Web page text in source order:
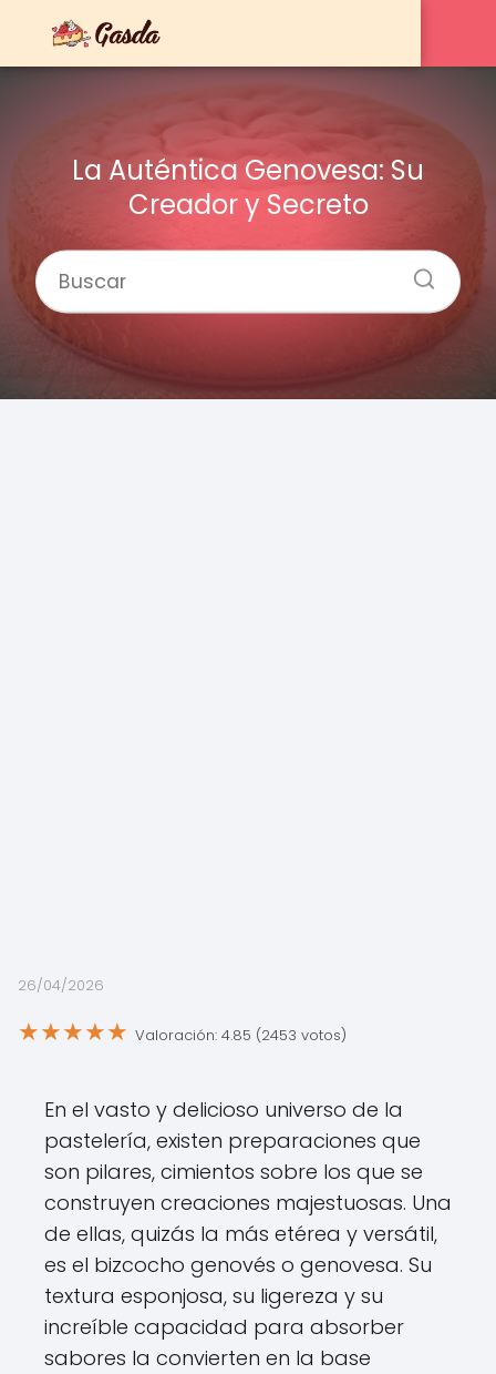
La Auténtica Genovesa: Su
Creador y Secreto
26/04/2026
★★★★★ Valoración: 4.85 (2453 votos)
En el vasto y delicioso universo de la
pastelería, existen preparaciones que
son pilares, cimientos sobre los que se
construyen creaciones majestuosas. Una
de ellas, quizás la más etérea y versátil,
es el bizcocho genovés o genovesa. Su
textura esponjosa, su ligereza y su
increíble capacidad para absorber
sabores la convierten en la base